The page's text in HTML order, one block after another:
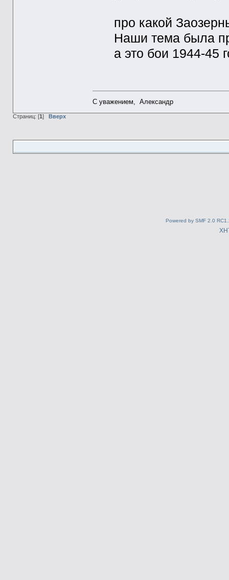
про какой
Наши тема была
а это бои 1944-45
С уважением, Александр
Страниц: [1 ] Вверх
Powered by SMF 2.0